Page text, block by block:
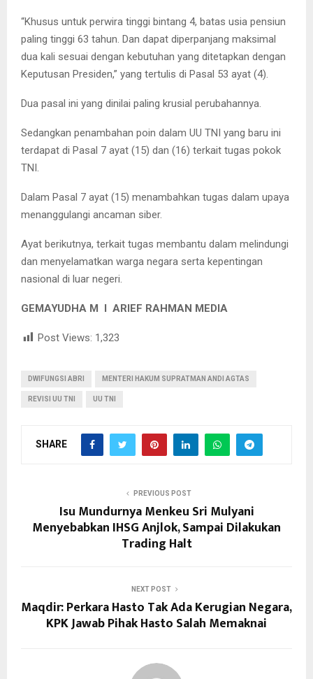
“Khusus untuk perwira tinggi bintang 4, batas usia pensiun
paling tinggi 63 tahun. Dan dapat diperpanjang maksimal
dua kali sesuai dengan kebutuhan yang ditetapkan dengan
Keputusan Presiden,” yang tertulis di Pasal 53 ayat (4).
Dua pasal ini yang dinilai paling krusial perubahannya.
Sedangkan penambahan poin dalam UU TNI yang baru ini
terdapat di Pasal 7 ayat (15) dan (16) terkait tugas pokok
TNI.
Dalam Pasal 7 ayat (15) menambahkan tugas dalam upaya
menanggulangi ancaman siber.
Ayat berikutnya, terkait tugas membantu dalam melindungi
dan menyelamatkan warga negara serta kepentingan
nasional di luar negeri.
GEMAYUDHA M I ARIEF RAHMAN MEDIA
Post Views: 1,323
DWIFUNGSI ABRI MENTERI HAKUM SUPRATMAN ANDI AGTAS
REVISI UU TNI UU TNI
SHARE
PREVIOUS POST
Isu Mundurnya Menkeu Sri Mulyani
Menyebabkan IHSG Anjlok, Sampai Dilakukan
Trading Halt
NEXT POST
Maqdir: Perkara Hasto Tak Ada Kerugian Negara,
KPK Jawab Pihak Hasto Salah Memaknai